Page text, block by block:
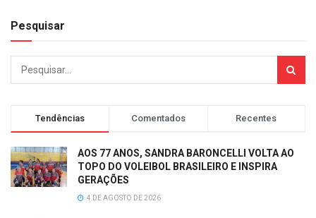
Pesquisar
Tendências Comentados Recentes
AOS 77 ANOS, SANDRA BARONCELLI VOLTA AO
TOPO DO VOLEIBOL BRASILEIRO E INSPIRA
GERAÇÕES
4 DE AGOSTO DE 2026